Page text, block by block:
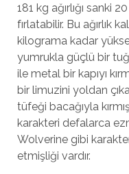
181 kg ağırlığı sanki
fırlatabilir. Bu ağırlık
kilograma kadar
yumrukla güçlü bir
ile metal bir kapıyı
bir limuzini yoldan
tüfeği bacağıyla
karakteri defalarca
Wolverine gibi
etmişliği vardır.